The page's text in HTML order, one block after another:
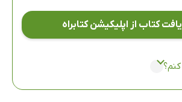
کتاب از اپلیکیشن کتابراه